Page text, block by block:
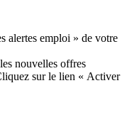
alertes emploi » de votre
nouvelles offres
sur le lien « Activer